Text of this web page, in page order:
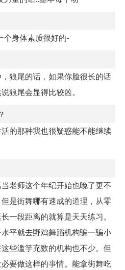
个身体素质很好的-
狼尾的话，如果你脸很长的话
狼尾会显得比较凶。
的那种我也很疑惑能不能继续
老师这个年纪开始也晚了更不
是街舞哪有速成的道理，从零
一段距离的就算是天天练习。
平就去野鸡舞蹈机构骗一骗小
些滥竽充数的机构也不少。但
要做这样的事情。能拿街舞吃